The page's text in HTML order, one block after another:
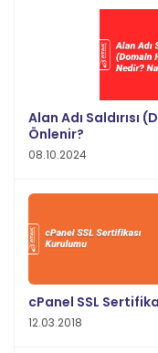
Alan Adı Saldırısı
Önlenir?
08.10.2024
cPanel SSL
12.03.2018